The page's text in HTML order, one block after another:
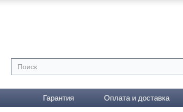
Гарантия Оплата и доставка